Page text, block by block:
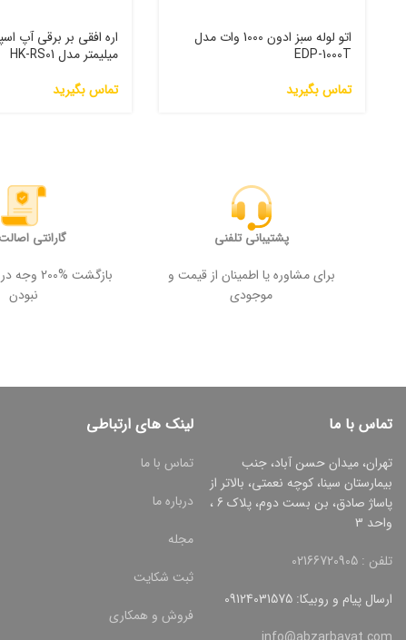
اتو لوله سبز ادون 1000 وات مدل
EDP-1000T
تماس بگیرید
میلیمتر مدل HK-RS01
تماس بگیرید
پشتیبانی تلفنی
برای مشاوره یا اطمینان از قیمت و
موجودی
گارانتی اصالت
بازگشت
نبودن
تماس با ما
تهران، میدان حسن آباد، جنب
بیمارستان سینا، کوچه نعمتی، بالاتر از
پاساژ صادق، بن بست دوم، پلاک 6 ،
واحد 3
تلفن : 02166720905
ارسال پیام و روبیکا: 09124031575
لینک های ارتباطی
تماس با ما
درباره ما
مجله
ثبت شکایت
فروش و همکاری